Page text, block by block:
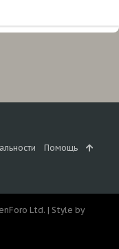
Помощь
Ltd. | Style by